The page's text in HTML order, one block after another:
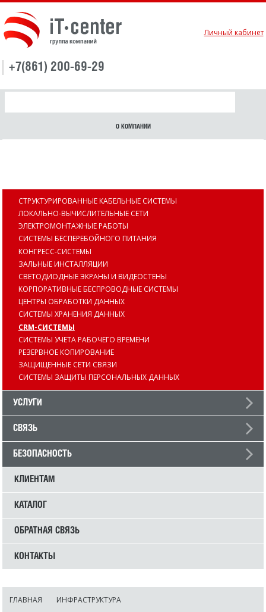
Личный кабинет
+7(861) 200-69-29
О КОМПАНИИ
СТРУКТУРИРОВАННЫЕ КАБЕЛЬНЫЕ СИСТЕМЫ
ЛОКАЛЬНО-ВЫЧИСЛИТЕЛЬНЫЕ СЕТИ
ЭЛЕКТРОМОНТАЖНЫЕ РАБОТЫ
СИСТЕМЫ БЕСПЕРЕБОЙНОГО ПИТАНИЯ
КОНГРЕСС-СИСТЕМЫ
ЗАЛЬНЫЕ ИНСТАЛЛЯЦИИ
СВЕТОДИОДНЫЕ ЭКРАНЫ И ВИДЕОСТЕНЫ
КОРПОРАТИВНЫЕ БЕСПРОВОДНЫЕ СИСТЕМЫ
ЦЕНТРЫ ОБРАБОТКИ ДАННЫХ
СИСТЕМЫ ХРАНЕНИЯ ДАННЫХ
CRM-СИСТЕМЫ
СИСТЕМЫ УЧЕТА РАБОЧЕГО ВРЕМЕНИ
РЕЗЕРВНОЕ КОПИРОВАНИЕ
ЗАЩИЩЕННЫЕ СЕТИ СВЯЗИ
СИСТЕМЫ ЗАЩИТЫ ПЕРСОНАЛЬНЫХ ДАННЫХ
УСЛУГИ
СВЯЗЬ
БЕЗОПАСНОСТЬ
КЛИЕНТАМ
КАТАЛОГ
ОБРАТНАЯ СВЯЗЬ
КОНТАКТЫ
ГЛАВНАЯ ИНФРАСТРУКТУРА